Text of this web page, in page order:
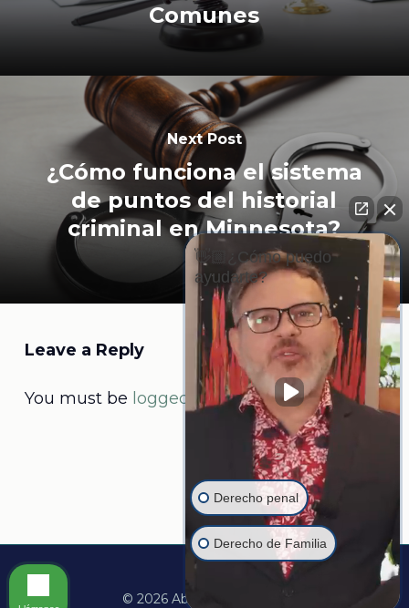
Comunes
Next Post
¿Cómo funciona el sistema
de puntos del historial
criminal en Minnesota?
Leave a Reply
You must be logged into post a comment.
© 2026 Abogado Martine.
👋🏼¿Cómo puedo
ayudarte?
Derecho penal
Derecho de Familia